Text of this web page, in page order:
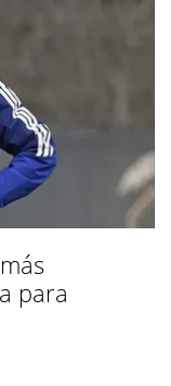
para